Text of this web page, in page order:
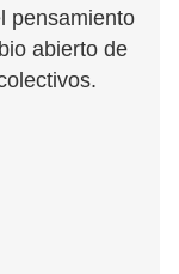
pensamiento
abierto de